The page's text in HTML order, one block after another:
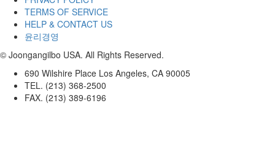
TERMS OF SERVICE
HELP & CONTACT US
윤리경영
© Joongangilbo USA. All Rights Reserved.
690 Wilshire Place Los Angeles, CA 90005
TEL. (213) 368-2500
FAX. (213) 389-6196